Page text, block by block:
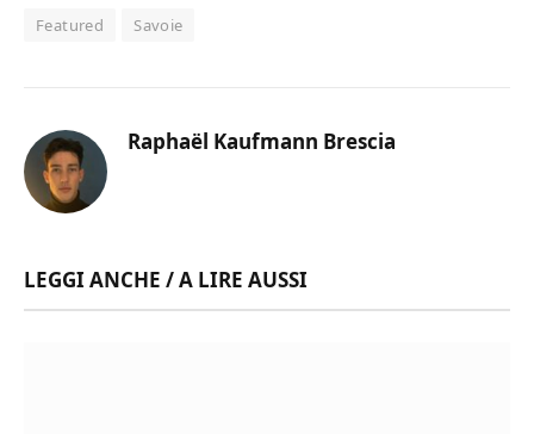
Featured Savoie
Raphaël Kaufmann Brescia
LEGGI ANCHE / A LIRE AUSSI